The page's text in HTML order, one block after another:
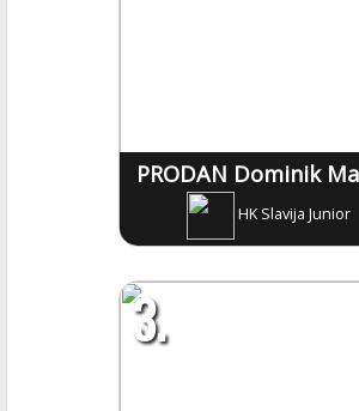
PRODAN Dominik
HK Slavija Junior
3.